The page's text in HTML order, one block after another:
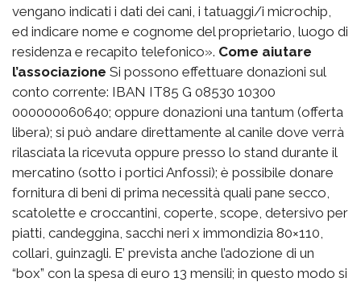
vengano indicati i dati dei cani, i tatuaggi/i microchip,
ed indicare nome e cognome del proprietario, luogo di
residenza e recapito telefonico». Come aiutare
l’associazione Si possono effettuare donazioni sul
conto corrente: IBAN IT85 G 08530 10300
000000060640; oppure donazioni una tantum (offerta
libera); si può andare direttamente al canile dove verrà
rilasciata la ricevuta oppure presso lo stand durante il
mercatino (sotto i portici Anfossi); è possibile donare
fornitura di beni di prima necessità quali pane secco,
scatolette e croccantini, coperte, scope, detersivo per
piatti, candeggina, sacchi neri x immondizia 80×110,
collari, guinzagli. E’ prevista anche l’adozione di un
“box” con la spesa di euro 13 mensili; in questo modo si